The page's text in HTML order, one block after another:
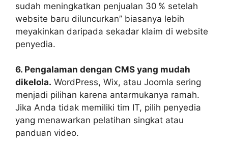
sudah meningkatkan penjualan 30 % setelah
website baru diluncurkan” biasanya lebih
meyakinkan daripada sekadar klaim di website
penyedia.
6. Pengalaman dengan CMS yang mudah
dikelola. WordPress, Wix, atau Joomla sering
menjadi pilihan karena antarmukanya ramah.
Jika Anda tidak memiliki tim IT, pilih penyedia
yang menawarkan pelatihan singkat atau
panduan video.